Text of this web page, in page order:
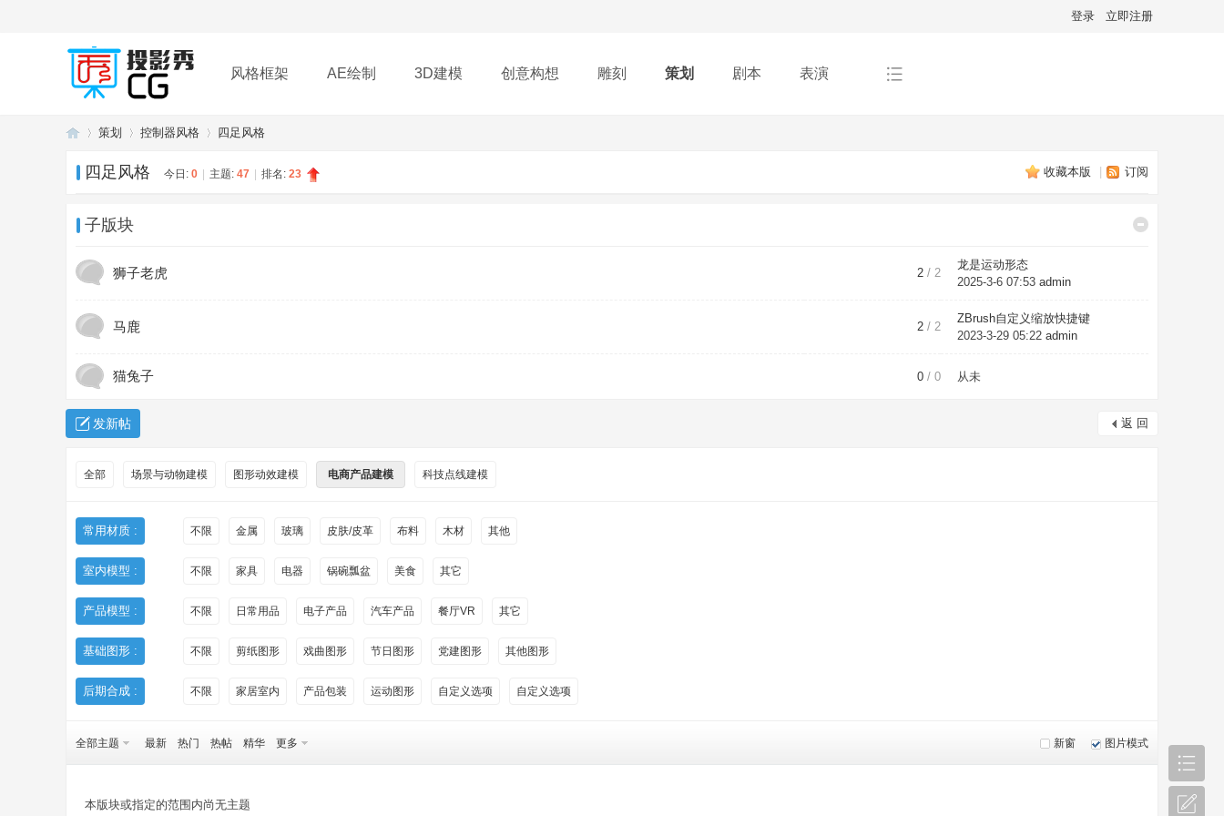
登录 立即注册
风格框架 AE绘制 3D建模 创意构想 雕刻 策划 剧本 表演
插件 帮助 下载
策划 控制器风格 四足风格
收藏本版 订阅
四足风格 今日: 0 主题: 47 排名: 23
子版块
狮子老虎 2 / 2
龙是运动形态
2025-3-6 07:53 admin
马鹿 2 / 2
ZBrush自定义缩放快捷键
2023-3-29 05:22 admin
猫兔子 0 / 0 从未
返 回
发新帖
全部 场景与动物建模 图形动效建模 电商产品建模 科技点线建模
常用材质 : 不限 金属 玻璃 皮肤/皮革 布料 木材 其他
室内模型 : 不限 家具 电器 锅碗瓢盆 美食 其它
产品模型 : 不限 日常用品 电子产品 汽车产品 餐厅VR 其它
基础图形 : 不限 剪纸图形 戏曲图形 节日图形 党建图形 其他图形
后期合成 : 不限 家居室内 产品包装 运动图形 自定义选项 自定义选项
新窗
全部主题 最新 热门 热帖 精华 更多 图片模式
本版块或指定的范围内尚无主题